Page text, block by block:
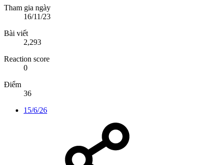
Tham gia ngày
16/11/23
Bài viết
2,293
Reaction score
0
Điểm
36
15/6/26